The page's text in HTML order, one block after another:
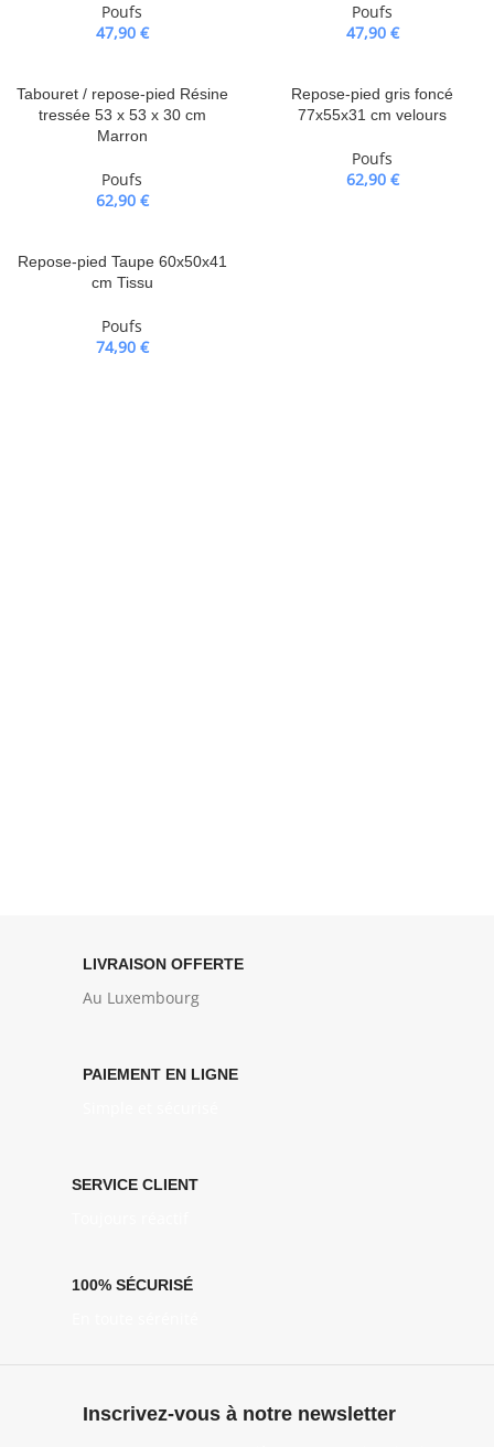
Poufs
47,90 €
Poufs
47,90 €
Tabouret / repose-pied Résine
tressée 53 x 53 x 30 cm
Marron
Poufs
62,90 €
Repose-pied gris foncé
77x55x31 cm velours
Poufs
62,90 €
Repose-pied Taupe 60x50x41
cm Tissu
Poufs
74,90 €
LIVRAISON OFFERTE
Au Luxembourg
PAIEMENT EN LIGNE
SERVICE CLIENT
100% SÉCURISÉ
Inscrivez-vous à notre newsletter